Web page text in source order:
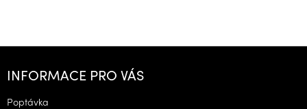
Z
INFORMACE PRO VÁS
Poptávka